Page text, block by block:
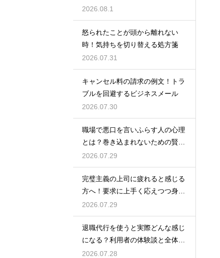
2026.08.1
怒られたことが頭から離れない
時！気持ちを切り替える処方箋
2026.07.31
キャンセル料の請求の例文！トラ
ブルを回避するビジネスメール
2026.07.30
職場で悪口を言いふらす人の心理
とは？巻き込まれないための賢い
対処法
2026.07.29
完璧主義の上司に疲れると感じる
方へ！要求に上手く応えつつ身を
守る方法
2026.07.29
退職代行を使うと実際どんな感じ
になる？利用者の体験談と全体の
流れ
2026.07.28